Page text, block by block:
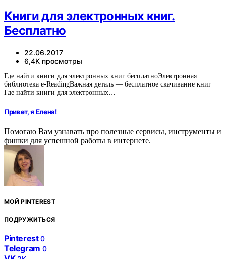
Книги для электронных книг.
Бесплатно
22.06.2017
6,4K просмотры
Где найти книги для электронных книг бесплатноЭлектронная
библиотека e-ReadingВажная деталь — бесплатное скачивание книг
Где найти книги для электронных…
Привет, я Елена!
Помогаю Вам узнавать про полезные сервисы, инструменты и
фишки для успешной работы в интернете.
МОЙ PINTEREST
ПОДРУЖИТЬСЯ
Pinterest 0
Telegram 0